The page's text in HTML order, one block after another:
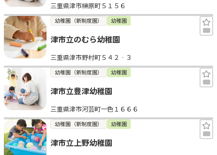
三重県津市榊原町５１５６
幼稚園（新制度園） 幼稚園
津市立のむら幼稚園
三重県津市野村町５４２‐３
幼稚園（新制度園） 幼稚園
津市立豊津幼稚園
三重県津市河芸町一色１６６６
幼稚園（新制度園） 幼稚園
津市立上野幼稚園